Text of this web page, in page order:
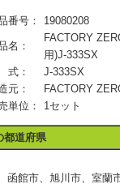
番号： 19080208
名：
FACTORY
用)J-333SX
：
J-333SX
元：
FACTORY
単位：
1セット
都道府県
函館市、旭川市、室蘭